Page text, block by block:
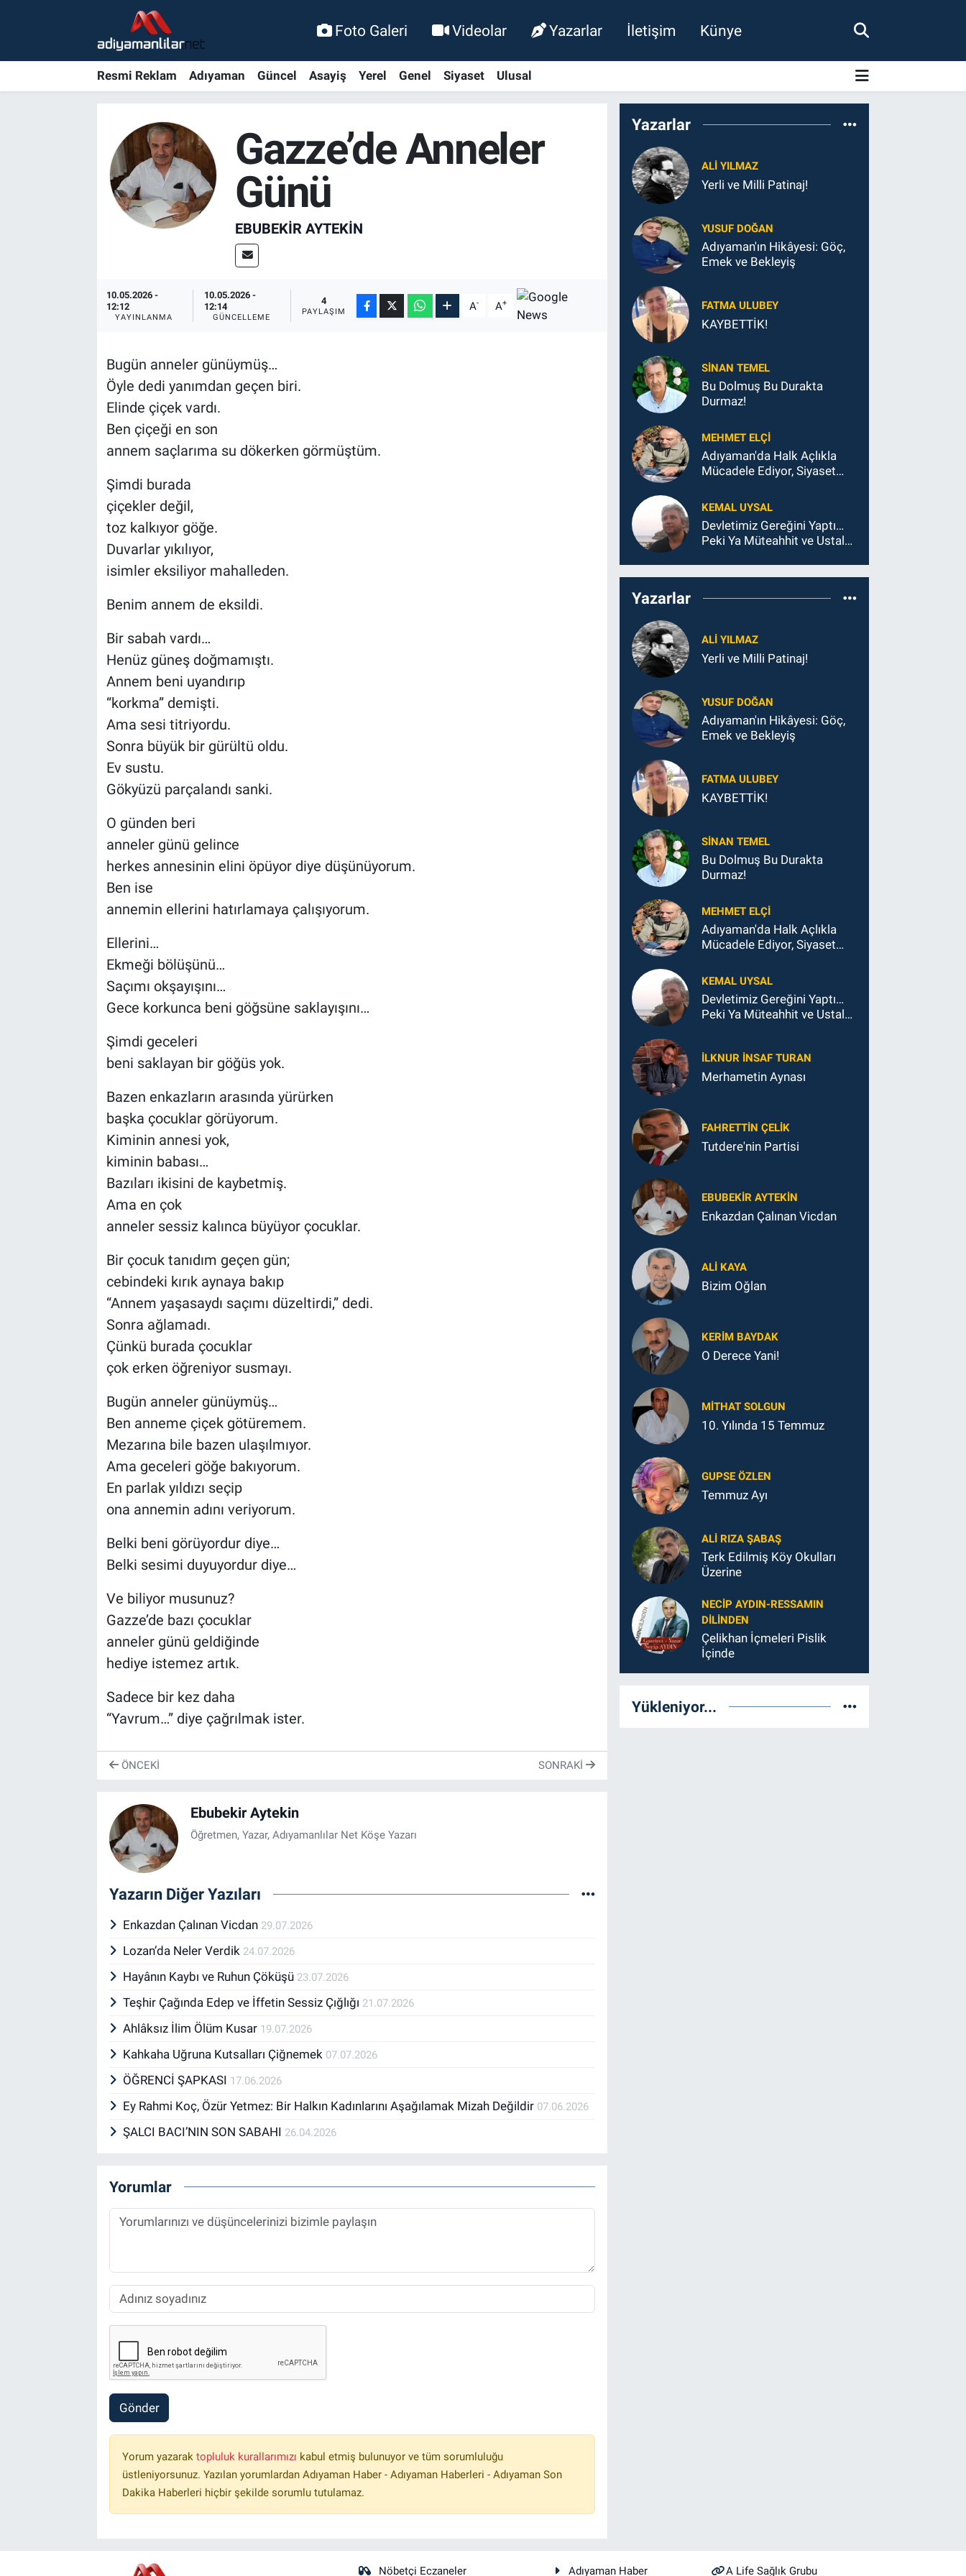
Foto Galeri Videolar Yazarlar İletişim Künye
Resmi Reklam Adıyaman Güncel Asayiş Yerel Genel Siyaset Ulusal
Gazze’de Anneler
Günü
EBUBEKIR AYTEKIN
10.05.2026 -
12:12
YAYINLANMA
10.05.2026 -
12:14
GÜNCELLEME
4
PAYLAŞIM A- A+
Bugün anneler günüymüş…
Öyle dedi yanımdan geçen biri.
Elinde çiçek vardı.
Ben çiçeği en son
annem saçlarıma su dökerken görmüştüm.
Şimdi burada
çiçekler değil,
toz kalkıyor göğe.
Duvarlar yıkılıyor,
isimler eksiliyor mahalleden.
Benim annem de eksildi.
Bir sabah vardı…
Henüz güneş doğmamıştı.
Annem beni uyandırıp
“korkma” demişti.
Ama sesi titriyordu.
Sonra büyük bir gürültü oldu.
Ev sustu.
Gökyüzü parçalandı sanki.
O günden beri
anneler günü gelince
herkes annesinin elini öpüyor diye düşünüyorum.
Ben ise
annemin ellerini hatırlamaya çalışıyorum.
Ellerini…
Ekmeği bölüşünü…
Saçımı okşayışını…
Gece korkunca beni göğsüne saklayışını…
Şimdi geceleri
beni saklayan bir göğüs yok.
Bazen enkazların arasında yürürken
başka çocuklar görüyorum.
Kiminin annesi yok,
kiminin babası…
Bazıları ikisini de kaybetmiş.
Ama en çok
anneler sessiz kalınca büyüyor çocuklar.
Bir çocuk tanıdım geçen gün;
cebindeki kırık aynaya bakıp
“Annem yaşasaydı saçımı düzeltirdi,” dedi.
Sonra ağlamadı.
Çünkü burada çocuklar
çok erken öğreniyor susmayı.
Bugün anneler günüymüş…
Ben anneme çiçek götüremem.
Mezarına bile bazen ulaşılmıyor.
Ama geceleri göğe bakıyorum.
En parlak yıldızı seçip
ona annemin adını veriyorum.
Belki beni görüyordur diye…
Belki sesimi duyuyordur diye…
Ve biliyor musunuz?
Gazze’de bazı çocuklar
anneler günü geldiğinde
hediye istemez artık.
Sadece bir kez daha
“Yavrum…” diye çağrılmak ister.
ÖNCEKI SONRAKI
Ebubekir Aytekin
Öğretmen, Yazar, Adıyamanlılar Net Köşe Yazarı
Yazarın Diğer Yazıları
Enkazdan Çalınan Vicdan 29.07.2026
Lozan’da Neler Verdik 24.07.2026
Hayânın Kaybı ve Ruhun Çöküşü 23.07.2026
Teşhir Çağında Edep ve İffetin Sessiz Çığlığı 21.07.2026
Ahlâksız İlim Ölüm Kusar 19.07.2026
Kahkaha Uğruna Kutsalları Çiğnemek 07.07.2026
ÖĞRENCİ ŞAPKASI 17.06.2026
Ey Rahmi Koç, Özür Yetmez: Bir Halkın Kadınlarını Aşağılamak Mizah Değildir 07.06.2026
ŞALCI BACI’NIN SON SABAHI 26.04.2026
Yorumlar
Gönder
Yorum yazarak topluluk kurallarımızı kabul etmiş bulunuyor ve tüm sorumluluğu
üstleniyorsunuz. Yazılan yorumlardan Adıyaman Haber - Adıyaman Haberleri - Adıyaman Son
Dakika Haberleri hiçbir şekilde sorumlu tutulamaz.
Yazarlar
ALI YILMAZ
Yerli ve Milli Patinaj!
YUSUF DOĞAN
Adıyaman'ın Hikâyesi: Göç,
Emek ve Bekleyiş
FATMA ULUBEY
KAYBETTİK!
SINAN TEMEL
Bu Dolmuş Bu Durakta
Durmaz!
MEHMET ELÇI
Adıyaman'da Halk Açlıkla
Mücadele Ediyor, Siyaset
KEMAL UYSAL
Devletimiz Gereğini Yaptı…
Peki Ya Müteahhit ve Ustalar
Yazarlar
ALI YILMAZ
Yerli ve Milli Patinaj!
YUSUF DOĞAN
Adıyaman'ın Hikâyesi: Göç,
Emek ve Bekleyiş
FATMA ULUBEY
KAYBETTİK!
SINAN TEMEL
Bu Dolmuş Bu Durakta
Durmaz!
MEHMET ELÇI
Adıyaman'da Halk Açlıkla
Mücadele Ediyor, Siyaset
KEMAL UYSAL
Devletimiz Gereğini Yaptı…
Peki Ya Müteahhit ve Ustalar
İLKNUR İNSAF TURAN
Merhametin Aynası
FAHRETTIN ÇELİK
Tutdere'nin Partisi
EBUBEKIR AYTEKIN
Enkazdan Çalınan Vicdan
ALI KAYA
Bizim Oğlan
KERIM BAYDAK
O Derece Yani!
MITHAT SOLGUN
10. Yılında 15 Temmuz
GUPSE ÖZLEN
Temmuz Ayı
ALI RIZA ŞABAŞ
Terk Edilmiş Köy Okulları
Üzerine
NECIP AYDIN-RESSAMIN
DILINDEN
Çelikhan İçmeleri Pislik
İçinde
Yükleniyor...
Nöbetçi Eczaneler Adıyaman Haber A Life Sağlık Grubu
Siyaset
Bölge Haberleri
Kültür Sanat
BİLİM VE TEKNOLOJİ
Şambayat Haber
Nöbetçi Eczaneler
Hava Durumu
Adiyaman Namaz Vakitleri
Trafik Durumu
Süper Lig Puan Durumu ve Fikstür